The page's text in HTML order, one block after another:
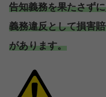
告知義務を果たさず
義務違反として損害
があります。